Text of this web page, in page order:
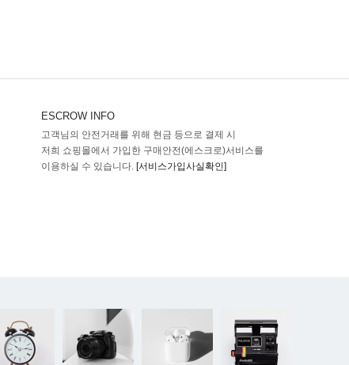
ESCROW INFO
고객님의 안전거래를 위해 현금 등으로 결제 시
저희 쇼핑몰에서 가입한 구매안전(에스크로)서비스를
이용하실 수 있습니다. [서비스가입사실확인]